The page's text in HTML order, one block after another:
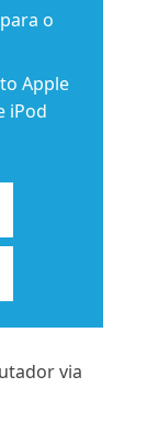
o
Apple
iPod
via